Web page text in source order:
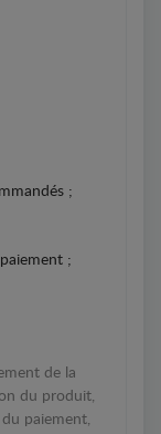
;
;
de la
du produit,
paiement,